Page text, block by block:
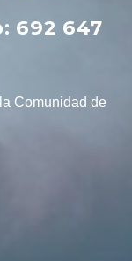
692 647
Comunidad de